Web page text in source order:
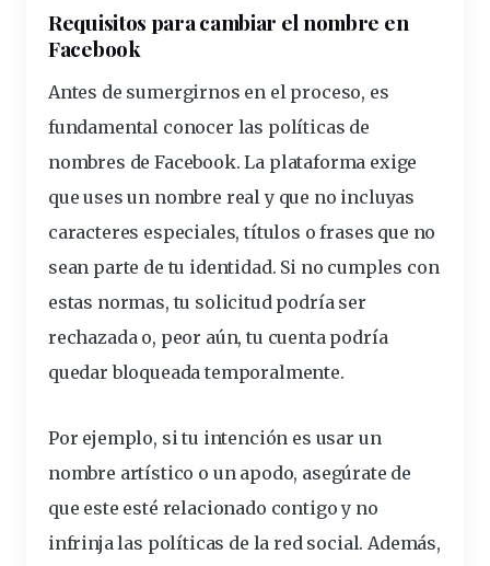
Requisitos para cambiar el nombre en
Facebook
Antes de sumergirnos en el proceso, es
fundamental conocer las políticas de
nombres de Facebook. La plataforma exige
que uses un nombre realy que no incluyas
caracteres especiales, títulos o frases que no
sean parte de tu identidad. Si no cumples con
estas normas, tu solicitudpodría ser
rechazadao, peor aún, tu cuenta podría
quedar bloqueada temporalmente.
Por ejemplo, si tu intención es usar un
nombre artístico o un apodo, asegúrate de
que este esté relacionado contigo y no
infrinja las políticas de la red social. Además,